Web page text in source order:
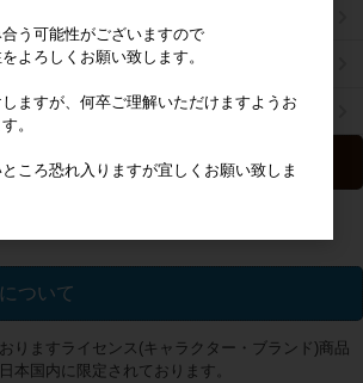
無料
ついて
りますライセンス(キャラクター・ブランド)商品
本国内に限定されております。
う可能性がございますので
よろしくお願い致します。
ますが、何卒ご理解いただけますようお
。
ころ恐れ入りますが宜しくお願い致しま